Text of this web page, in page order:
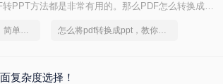
PPT方法都是非常有用的。那么PDF怎么转换成
怎么将pdf转换成ppt，简单方法教你一招 怎么将pdf转换成ppt，教你怎么轻松应对
复杂度选择！